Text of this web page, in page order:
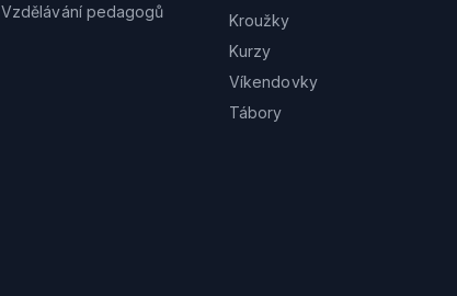
Vzdělávání pedagogů
Kroužky
Kurzy
Víkendovky
Tábory